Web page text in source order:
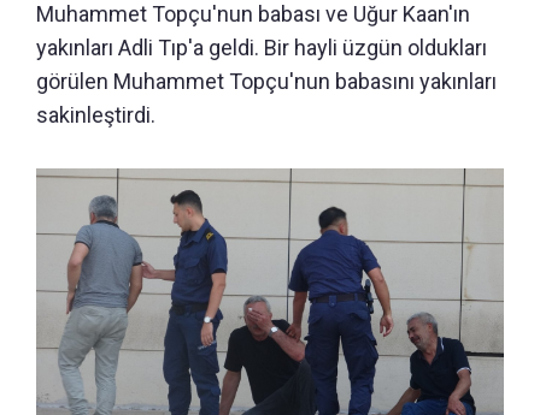
Muhammet Topçu'nun babası ve Uğur Kaan'ın
yakınları Adli Tıp'a geldi. Bir hayli üzgün oldukları
görülen Muhammet Topçu'nun babasını yakınları
sakinleştirdi.